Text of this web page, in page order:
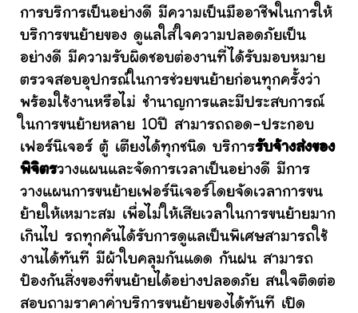
การบริการเป็นอย่างดี มีความเป็นมืออาชีพในการให้
บริการขนย้ายของ ดูแลใส่ใจความปลอดภัยเป็น
อย่างดี มีความรับผิดชอบต่องานที่ได้รับมอบหมาย
ตรวจสอบอุปกรณ์ในการช่วยขนย้ายก่อนทุกครั้งว่า
พร้อมใช้งานหรือไม่ ชำนาญการและมีประสบการณ์
ในการขนย้ายหลาย 10ปี สามารถถอด-ประกอบ
เฟอร์นิเจอร์ ตู้ เตียงได้ทุกชนิด บริการรับจ้างส่งของ
พิจิตรวางแผนและจัดการเวลาเป็นอย่างดี มีการ
วางแผนการขนย้ายเฟอร์นิเจอร์โดยจัดเวลาการขน
ย้ายให้เหมาะสม เพื่อไม่ให้เสียเวลาในการขนย้ายมาก
เกินไป รถทุกคันได้รับการดูแลเป็นพิเศษสามารถใช้
งานได้ทันที มีผ้าใบคลุมกันแดด กันฝน สามารถ
ป้องกันสิ่งของที่ขนย้ายได้อย่างปลอดภัย สนใจติดต่อ
สอบถามราคาค่าบริการขนย้ายของได้ทันที เปิด